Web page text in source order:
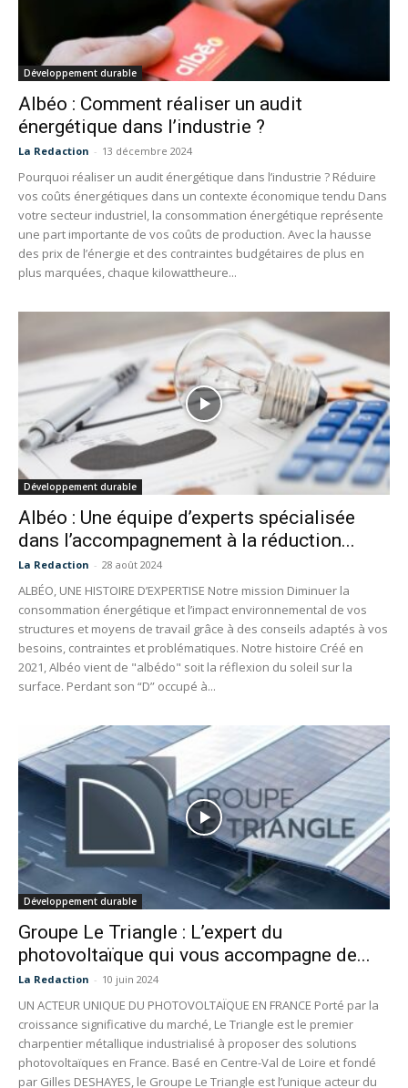
Développement durable
Albéo : Comment réaliser un audit
énergétique dans l’industrie ?
La Redaction - 13 décembre 2024
Pourquoi réaliser un audit énergétique dans l’industrie ? Réduire
vos coûts énergétiques dans un contexte économique tendu Dans
votre secteur industriel, la consommation énergétique représente
une part importante de vos coûts de production. Avec la hausse
des prix de l’énergie et des contraintes budgétaires de plus en
plus marquées, chaque kilowattheure...
Développement durable
Albéo : Une équipe d’experts spécialisée
dans l’accompagnement à la réduction...
La Redaction - 28 août 2024
ALBÉO, UNE HISTOIRE D’EXPERTISE Notre mission Diminuer la
consommation énergétique et l’impact environnemental de vos
structures et moyens de travail grâce à des conseils adaptés à vos
besoins, contraintes et problématiques. Notre histoire Créé en
2021, Albéo vient de "albédo" soit la réflexion du soleil sur la
surface. Perdant son “D” occupé à...
Développement durable
Groupe Le Triangle : L’expert du
photovoltaïque qui vous accompagne de...
La Redaction - 10 juin 2024
UN ACTEUR UNIQUE DU PHOTOVOLTAÏQUE EN FRANCE Porté par la
croissance significative du marché, Le Triangle est le premier
charpentier métallique industrialisé à proposer des solutions
photovoltaïques en France. Basé en Centre-Val de Loire et fondé
par Gilles DESHAYES, le Groupe Le Triangle est l’unique acteur du